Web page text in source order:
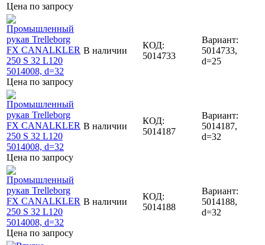
Цена по запросу
Цена по запросу
В наличии
КОД:
5014733
Вариант:
5014733,
d=25
Цена по запросу
В наличии
КОД:
5014187
Вариант:
5014187,
d=32
Цена по запросу
В наличии
КОД:
5014188
Вариант:
5014188,
d=32